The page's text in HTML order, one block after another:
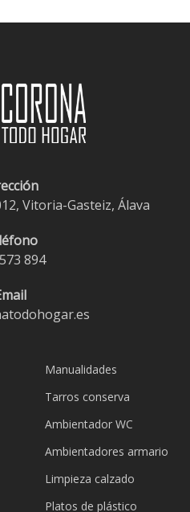
hasta
Vitoria-Gasteiz, Álava
894
Manualidades
Tarros conserva
Ambientador WC
Ambientadores armario
Limpieza calzado
Platos de plástico